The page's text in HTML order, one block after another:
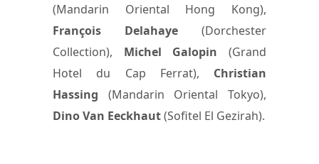
(Mandarin Oriental Hong Kong),
François Delahaye (Dorchester
Collection), Michel Galopin (Grand
Hotel du Cap Ferrat), Christian
Hassing (Mandarin Oriental Tokyo),
Dino Van Eeckhaut(Sofitel El Gezirah).